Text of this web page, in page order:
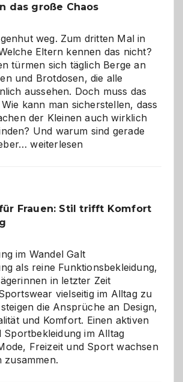
das große Chaos
weg. Zum dritten Mal in
Eltern kennen das nicht?
türmen sich täglich Berge an
und Brotdosen, die alle
aussehen. Doch muss das
kann man sicherstellen, dass
der Kleinen auch wirklich
Und warum sind gerade
Namensaufkleber
gegen
Chaos
weiterlesen
Frauen: Stil trifft Komfort
im Wandel Galt
als reine Funktionsbekleidung,
in letzter Zeit
vielseitig im Alltag zu
die Ansprüche an Design,
und Komfort. Einen aktiven
Sportbekleidung im Alltag
Freizeit und Sport wachsen
zusammen.